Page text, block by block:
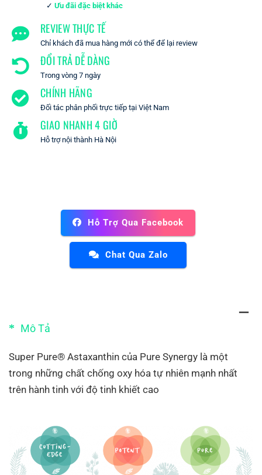
Ưu đãi đặc biệt khác
REVIEW THỰC TẾ
Chỉ khách đã mua hàng mới có thể để lại review
ĐỔI TRẢ DỄ DÀNG
Trong vòng 7 ngày
CHÍNH HÃNG
Đối tác phân phối trực tiếp tại Việt Nam
GIAO NHANH 4 GIỜ
Hỗ trợ nội thành Hà Nội
Hỗ Trợ Qua Facebook
Chat Qua Zalo
Mô Tả
Super Pure® Astaxanthin của Pure Synergy là một
trong những chất chống oxy hóa tự nhiên mạnh nhất
trên hành tinh với độ tinh khiết cao